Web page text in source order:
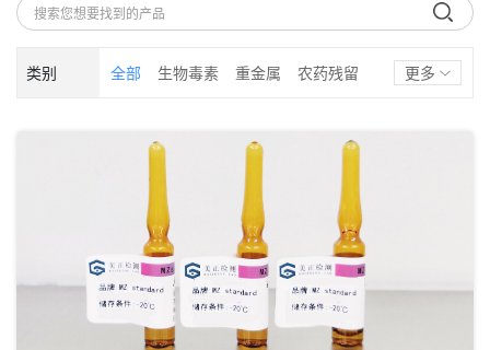
类别 全部 生物毒素 重金属 农药残留
营养成分
更多